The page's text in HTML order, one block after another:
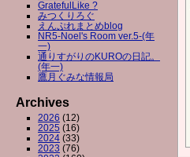
GratefulLike ?
みつくりろぐ
えんぷれまとめblog
NR5-Noel's Room ver.5-(年
一)
通りすがりのKUROの日記。
(年一)
鷹月ぐみな情報局
Archives
2026 (12)
2025 (16)
2024 (33)
2023 (76)